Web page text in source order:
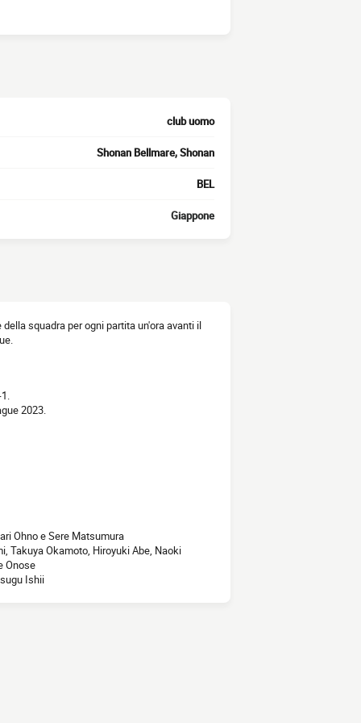
club uomo
Shonan Bellmare, Shonan
BEL
Giappone
squadra per ogni partita un'ora avanti il
2023.
Ohno e Sere Matsumura
Takuya Okamoto, Hiroyuki Abe, Naoki
Onose
Ishii